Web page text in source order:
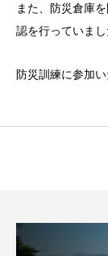
また、防災倉庫
認を行っていまし
防災訓練に参加